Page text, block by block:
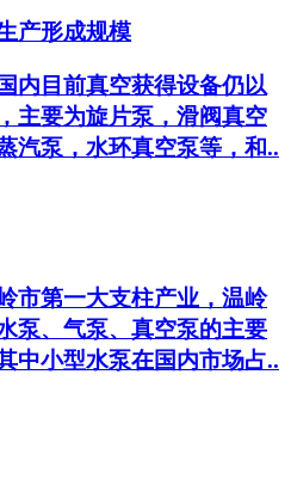
产形成规模
内目前真空获得设备仍以
主要为旋片泵，滑阀真空
汽泵，水环真空泵等，和..
第一大支柱产业，温岭
泵、气泵、真空泵的主要
中小型水泵在国内市场占..